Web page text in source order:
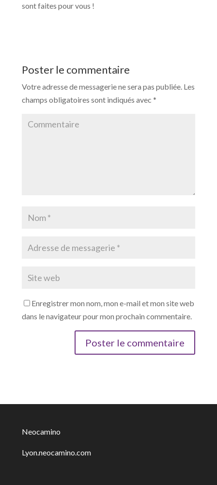
sont faites pour vous !
Poster le commentaire
Votre adresse de messagerie ne sera pas publiée.Les
champs obligatoires sont indiqués avec *
Enregistrer mon nom, mon e-mail et mon site web
dans le navigateur pour mon prochain commentaire.
Neocamino
Lyon.neocamino.com